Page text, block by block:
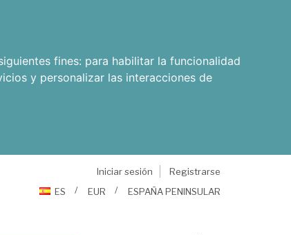
fines: para habilitar la funcionalidad
y personalizar las interacciones de
Iniciar sesión
Registrarse
ES
EUR ESPAÑA PENINSULAR